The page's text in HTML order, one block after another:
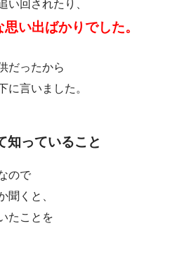
い回されたり、
い出ばかりでした。
だったから
に言いました。
知っていること
ので
聞くと、
たことを